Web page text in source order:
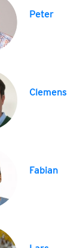
Peter
Clemens
Fabian